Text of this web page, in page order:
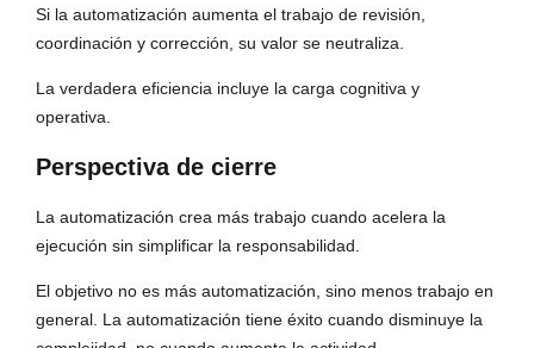
Si la automatización aumenta el trabajo de revisión,
coordinación y corrección, su valor se neutraliza.
La verdadera eficiencia incluye la carga cognitiva y
operativa.
Perspectiva de cierre
La automatización crea más trabajo cuando acelera la
ejecución sin simplificar la responsabilidad.
El objetivo no es más automatización, sino menos trabajo en
general. La automatización tiene éxito cuando disminuye la